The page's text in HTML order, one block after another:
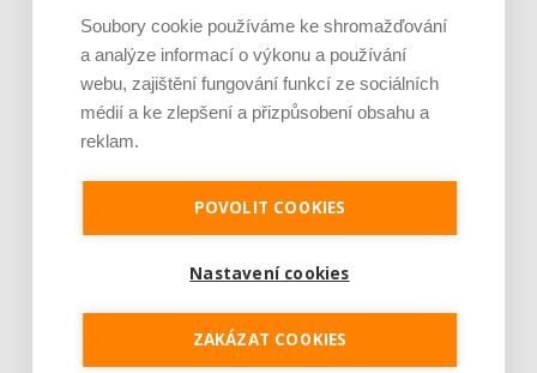
Je jen pro sportovce, přiberu po něm a ve
stravě ho mám dostatek. Znáte nejčastějš [...]
v oblasti zdraví, výživy i dlouhověkosti. Přesto
se o ně...
Soubory cookie používáme ke shromažďování
a analýze informací o výkonu a používání
webu, zajištění fungování funkcí ze sociálních
médií a ke zlepšení a přizpůsobení obsahu a
reklam.
POVOLIT COOKIES
Nastavení cookies
ZAKÁZAT COOKIES